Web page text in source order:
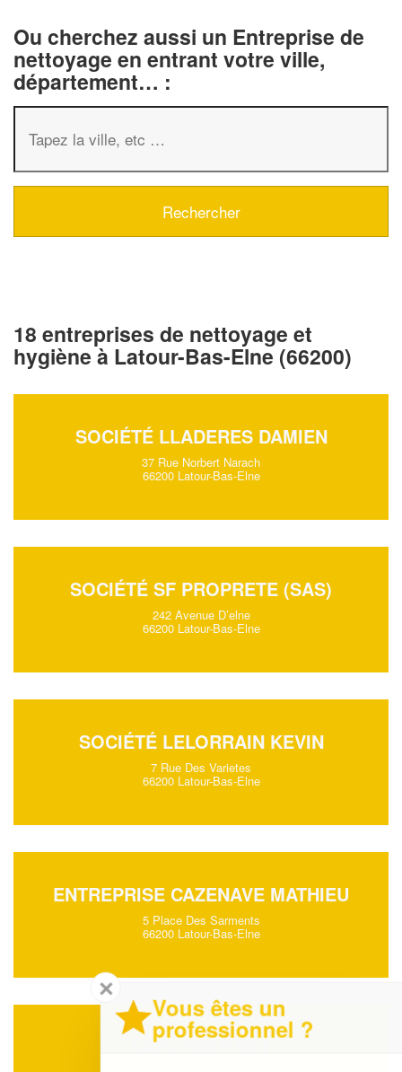
Ou cherchez aussi un Entreprise de
nettoyage en entrant votre ville,
département… :
18 entreprises de nettoyage et
hygiène à Latour-Bas-Elne (66200)
SOCIÉTÉ LLADERES DAMIEN
37 Rue Norbert Narach
66200 Latour-Bas-Elne
SOCIÉTÉ SF PROPRETE (SAS)
242 Avenue D’elne
66200 Latour-Bas-Elne
SOCIÉTÉ LELORRAIN KEVIN
7 Rue Des Varietes
66200 Latour-Bas-Elne
ENTREPRISE CAZENAVE MATHIEU
5 Place Des Sarments
66200 Latour-Bas-Elne
SARL HELP NET
✕
Vous êtes un
professionnel ?